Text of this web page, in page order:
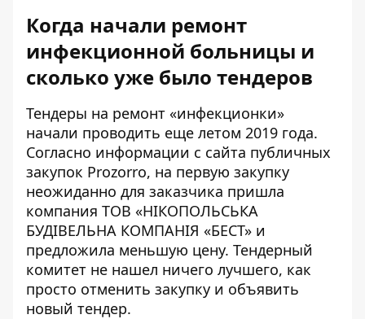
Когда начали ремонт
инфекционной больницы и
сколько уже было тендеров
Тендеры на ремонт «инфекционки»
начали проводить еще летом 2019 года.
Согласно информации с сайта публичных
закупок Рrozorro, на первую закупку
неожиданно для заказчика пришла
компания ТОВ «НІКОПОЛЬСЬКА
БУДІВЕЛЬНА КОМПАНІЯ «БЕСТ» и
предложила меньшую цену. Тендерный
комитет не нашел ничего лучшего, как
просто отменить закупку и объявить
новый тендер.